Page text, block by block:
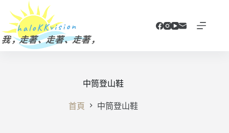
主
要
中筒登山鞋
首頁 中筒登山鞋